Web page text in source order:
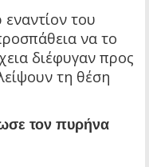
του
να το
διέφυγαν προς
τη θέση
τον πυρήνα